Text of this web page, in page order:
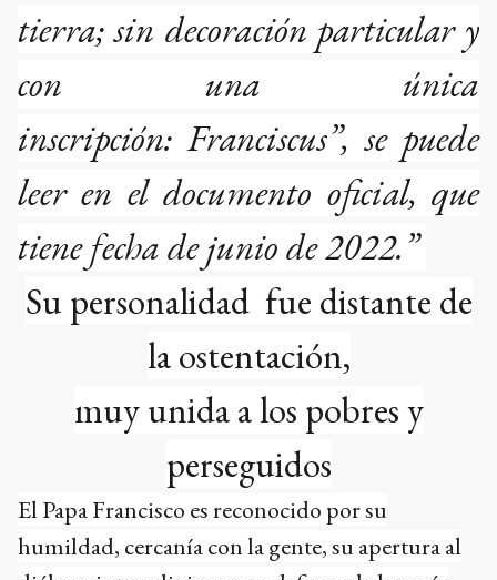
tierra; sin decoración particular y
con una única
inscripción: Franciscus”, se puede
leer en el documento oficial, que
tiene fecha de junio de 2022.”
Su personalidad fue distante de
la ostentación,
muy unida a los pobres y
perseguidos
El Papa Francisco es reconocido por su
humildad, cercanía con la gente, su apertura al